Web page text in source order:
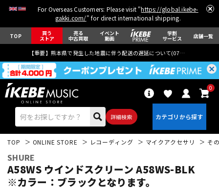
For Overseas Customers: Please visit "https://global.ikebe-
gakki.com/" for direct international shipping.
TOP 買う
ストア
売る
中古買取
イベント
動画
学割
サービス 店舗一覧
【重要】熊本県で発生した地震に伴う配送の遅延について(07月29日
詳細検索
0
TOP ONLINE STORE レコーディング マイクアクセサリ そ
SHURE
A58WS ウインドスクリーン A58WS-BLK
※カラー：ブラックとなります。